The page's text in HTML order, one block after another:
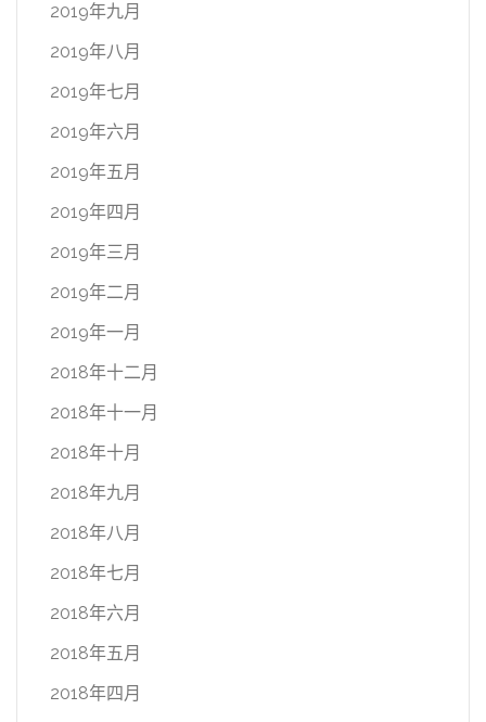
2019年九月
2019年八月
2019年七月
2019年六月
2019年五月
2019年四月
2019年三月
2019年二月
2019年一月
2018年十二月
2018年十一月
2018年十月
2018年九月
2018年八月
2018年七月
2018年六月
2018年五月
2018年四月